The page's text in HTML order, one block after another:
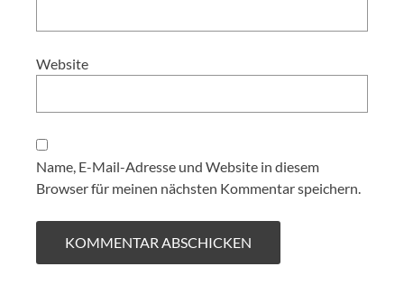
Website
Name, E-Mail-Adresse und Website in diesem
Browser für meinen nächsten Kommentar speichern.